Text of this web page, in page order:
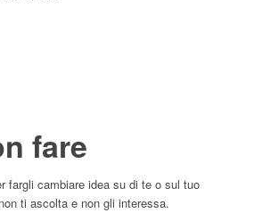
fare
fargli cambiare idea su di te o sul tuo
ti ascolta e non gli interessa.